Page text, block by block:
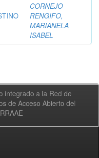
CORNEJO
RENGIFO,
MARIANELA
ISABEL
integrado a la Red de
de Acceso Abierto del